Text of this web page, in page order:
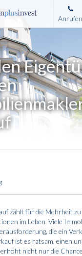
Menu
Anrufen
zählt für die Mehrheit
im Leben. Viele
die ein
ist es ratsam, einen
nicht nur die